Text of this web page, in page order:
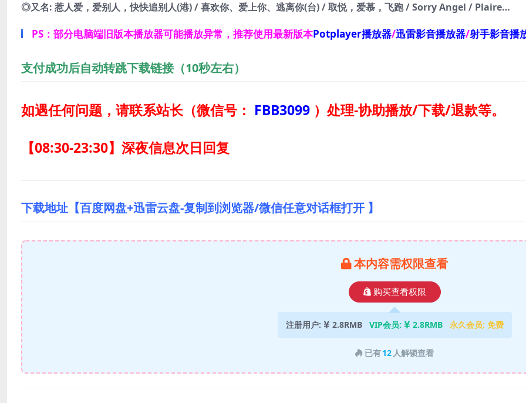
◎又名: 惹人爱，爱别人，快快追别人(港) / 喜欢你、爱上你、逃离你(台) / 取悦，爱慕，飞跑 / Sorry Angel / Plaire…
PS：部分电脑端旧版本播放器可能播放异常，推荐使用最新版本Potplayer播放器/迅雷影音播放器/射手影音播
支付成功后自动转跳下载链接（10秒左右）
如遇任何问题，请联系站长（微信号： FBB3099 ） 处理-协助播放/下载/退款等。
【08:30-23:30】深夜信息次日回复
下载地址【百度网盘+迅雷云盘-复制到浏览器/微信任意对话框打开 】
本内容需权限查看
购买查看权限
注册用户: 2.8RMB VIP会员: 2.8RMB 永久会员: 免费
已有12 人解锁查看